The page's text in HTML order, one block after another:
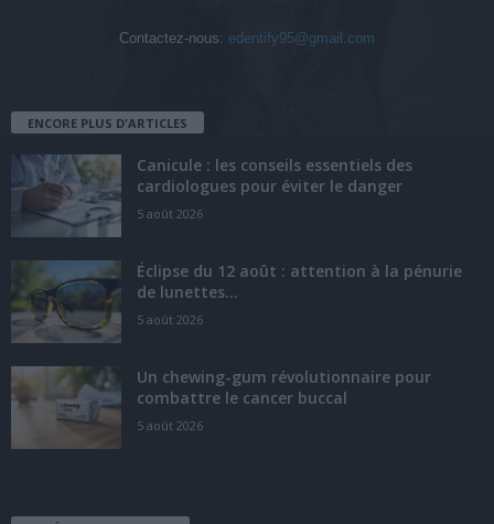
Contactez-nous: edentify95@gmail.com
ENCORE PLUS D'ARTICLES
Canicule : les conseils essentiels des
cardiologues pour éviter le danger
5 août 2026
Éclipse du 12 août : attention à la pénurie
de lunettes...
5 août 2026
Un chewing-gum révolutionnaire pour
combattre le cancer buccal
5 août 2026